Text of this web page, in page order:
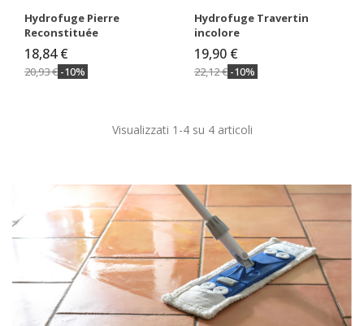
Hydrofuge Pierre
Reconstituée
20,93 € -10%
18,84 €
Hydrofuge Travertin
incolore
22,12 € -10%
19,90 €
Visualizzati 1-4 su 4 articoli